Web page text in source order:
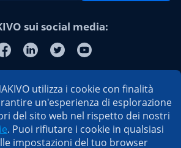
sui social media:
utilizza i cookie con finalità
un'esperienza di esplorazione
del sito web nel rispetto dei nostri
. Puoi rifiutare i cookie in qualsiasi
impostazioni del tuo browser